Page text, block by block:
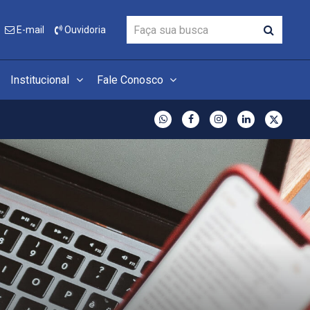
E-mail Ouvidoria
Institucional Fale Conosco